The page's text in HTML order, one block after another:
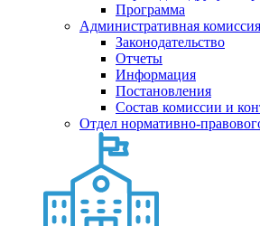
Программа
Административная комиссия
Законодательство
Отчеты
Информация
Постановления
Состав комиссии и
Отдел нормативно-